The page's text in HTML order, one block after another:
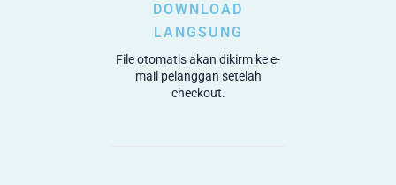
DOWNLOAD
LANGSUNG
File otomatis akan dikirm ke e-
mail pelanggan setelah
checkout.